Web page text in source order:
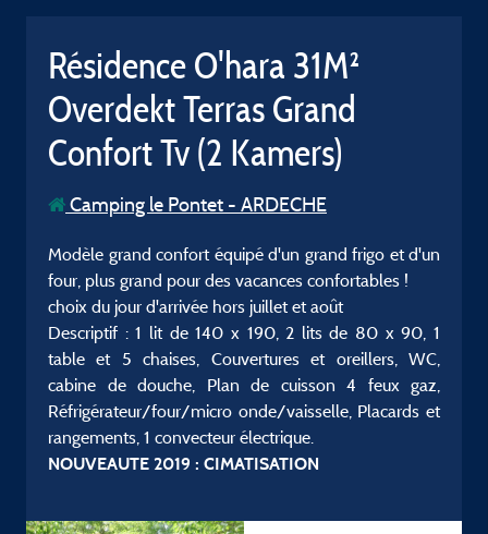
Résidence O'hara 31M²
Overdekt Terras Grand
Confort Tv (2 Kamers)
Camping le Pontet - ARDECHE
Modèle grand confort équipé d'un grand frigo et d'un
four, plus grand pour des vacances confortables !
choix du jour d'arrivée hors juillet et août
Descriptif : 1 lit de 140 x 190, 2 lits de 80 x 90, 1
table et 5 chaises, Couvertures et oreillers, WC,
cabine de douche, Plan de cuisson 4 feux gaz,
Réfrigérateur/four/micro onde/vaisselle, Placards et
rangements, 1 convecteur électrique.
NOUVEAUTE 2019 : CIMATISATION